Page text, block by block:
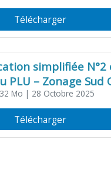
Télécharger
simplifiée N°2
PLU – Zonage Sud
Mo | 28 Octobre 2025
Télécharger